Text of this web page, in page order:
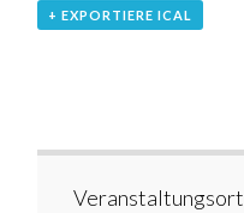
+ EXPORTIERE ICAL
Veranstaltungsort